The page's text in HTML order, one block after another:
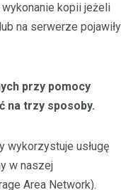
kopii jeżeli
na serwerze pojawiły
przy pomocy
na trzy sposoby.
wykorzystuje usługę
w naszej
Area Network).